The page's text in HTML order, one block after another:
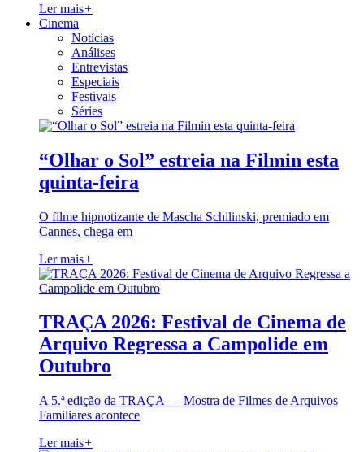
Ler mais+
Cinema
Notícias
Análises
Entrevistas
Especiais
Festivais
Séries
“Olhar o Sol” estreia na Filmin esta
quinta-feira
O filme hipnotizante de Mascha Schilinski, premiado em
Cannes, chega em
Ler mais+
TRAÇA 2026: Festival de Cinema de
Arquivo Regressa a Campolide em
Outubro
A 5.ª edição da TRAÇA — Mostra de Filmes de Arquivos
Familiares acontece
Ler mais+